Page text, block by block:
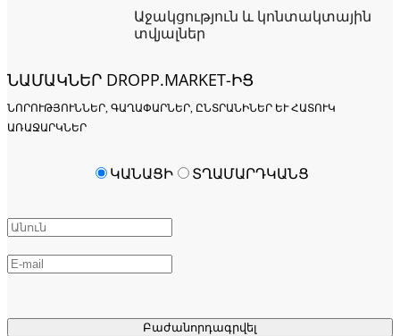
Աջակցություն և կոնտակտային
տվյալներ
ՆԱՄԱԿՆԵՐ DROPP.MARKET-ԻՑ
ՆՈՐՈՒԹՅՈՒՆՆԵՐ, ԳԱՂԱՓԱՐՆԵՐ, ԸՆՏՐԱՆԻՆԵՐ ԵՒ ՀԱՏՈՒԿ Ա
ՌԱՋԱՐԿՆԵՐ
Բաժանորդագրվել
ԿԱՆԱՑԻ ՏՂԱՄԱՐԴԿԱՆՑ